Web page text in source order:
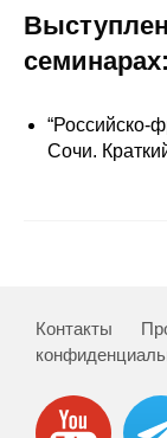
Публикации
семинарах:
“Российско-
Сочи.
Контакты